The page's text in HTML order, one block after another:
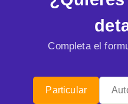
Completa el
Particular